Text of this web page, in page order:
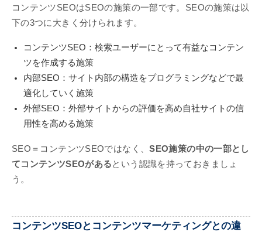
コンテンツSEOはSEOの施策の一部です。SEOの施策は以
下の3つに大きく分けられます。
コンテンツSEO：検索ユーザーにとって有益なコンテン
ツを作成する施策
内部SEO：サイト内部の構造をプログラミングなどで最
適化していく施策
外部SEO：外部サイトからの評価を高め自社サイトの信
用性を高める施策
SEO＝コンテンツSEOではなく、SEO施策の中の一部とし
てコンテンツSEOがあるという認識を持っておきましょ
う。
コンテンツSEOとコンテンツマーケティングとの違